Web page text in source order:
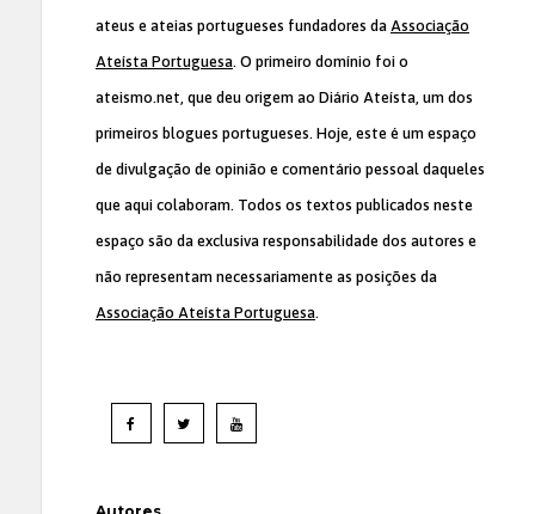
ateus e ateias portugueses fundadores da Associação
Ateísta Portuguesa. O primeiro domínio foi o
ateismo.net, que deu origem ao Diário Ateísta, um dos
primeiros blogues portugueses. Hoje, este é um espaço
de divulgação de opinião e comentário pessoal daqueles
que aqui colaboram. Todos os textos publicados neste
espaço são da exclusiva responsabilidade dos autores e
não representam necessariamente as posições da
Associação Ateísta Portuguesa.